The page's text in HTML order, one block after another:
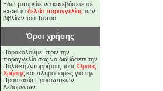
Εδώ μπορείτε να κατεβάσετε σε
excel το δελτίο παραγγελίας των
βιβλίων του Τόπου.
Όροι χρήσης
Παρακαλούμε, πριν την
παραγγελία σας να διαβάσετε την
Πολιτική Απορρήτου, τουςΌρους
Χρήσης και πληροφορίες για την
Προστασία Προσωπικών
Δεδομένων.